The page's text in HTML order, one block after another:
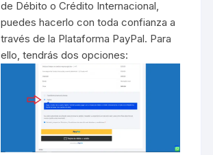
de Débito o Crédito Internacional,
puedes hacerlo con toda confianza a
través de la Plataforma PayPal. Para
ello, tendrás dos opciones: